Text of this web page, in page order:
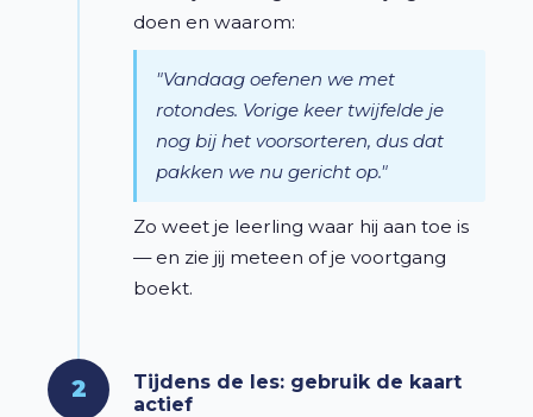
doen en waarom:
"Vandaag oefenen we met
rotondes. Vorige keer twijfelde je
nog bij het voorsorteren, dus dat
pakken we nu gericht op."
Zo weet je leerling waar hij aan toe is
— en zie jij meteen of je voortgang
boekt.
2
Tijdens de les: gebruik de kaart
actief